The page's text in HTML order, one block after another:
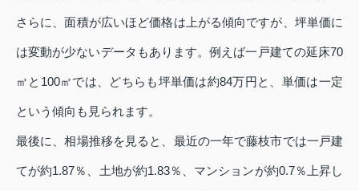
さらに、面積が広いほど価格は上がる傾向ですが、坪単価に
は変動が少ないデータもあります。例えば一戸建ての延床70
㎡と100㎡では、どちらも坪単価は約84万円と、単価は一定
という傾向も見られます。
最後に、相場推移を見ると、最近の一年で藤枝市では一戸建
てが約1.87％、土地が約1.83％、マンションが約0.7％上昇し